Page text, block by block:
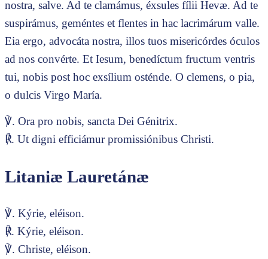
nostra, salve. Ad te clamámus, éxsules fílii Hevæ. Ad te
suspirámus, geméntes et flentes in hac lacrimárum valle.
Eia ergo, advocáta nostra, illos tuos misericórdes óculos
ad nos convérte. Et Iesum, benedíctum fructum ventris
tui, nobis post hoc exsílium osténde. O clemens, o pia,
o dulcis Virgo María.
℣. Ora pro nobis, sancta Dei Génitrix.
℟. Ut digni efficiámur promissiónibus Christi.
Litaniæ Lauretánæ
℣. Kýrie, eléison.
℟. Kýrie, eléison.
℣. Christe, eléison.